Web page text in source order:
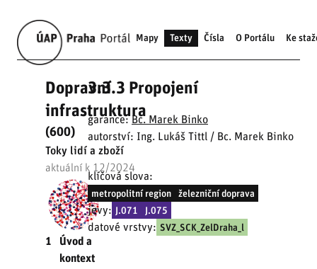
Mapy Texty Čísla O Portálu Ke
Dopravní
infrastruktura
(600)
Toky lidí a zboží
aktuální k 12/2024
1
Úvod a
kontext
3.3.3 Propojení
garance:Bc. Marek Binko
autorství: Ing. Lukáš Tittl / Bc. Marek Binko
klíčová slova:
metropolitní region železniční doprava
jevy: J.071 J.075
datové vrstvy: SVZ_SCK_ZelDraha_l